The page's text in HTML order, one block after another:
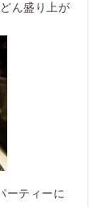
ん盛り上が
ーティーに